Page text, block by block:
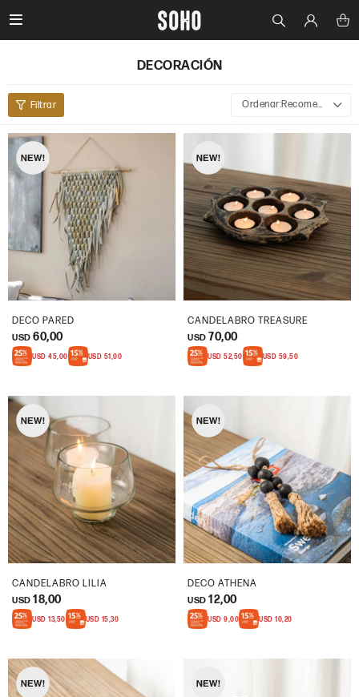

DECORACIÓN
Recomendados
DECO PARED
USD 60,00
USD 45,00 USD 51,00
CANDELABRO TREASURE
USD 70,00
USD 52,50 USD 59,50
CANDELABRO LILIA
USD 18,00
USD 13,50 USD 15,30
DECO ATHENA
USD 12,00
USD 9,00 USD 10,20